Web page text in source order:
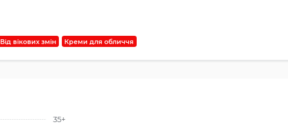
Від вікових змін Креми для обличчя
35+